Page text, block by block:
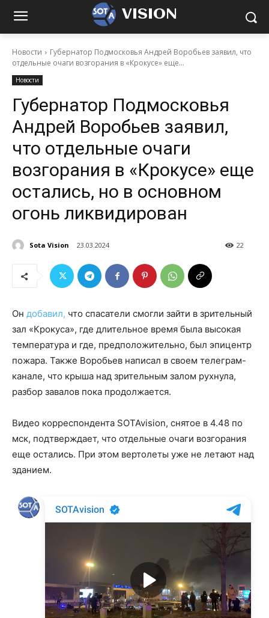
VISION
Новости
Губернатор Подмосковья Андрей Воробьев заявил, что
отдельные очаги возгорания в «Крокусе» еще...
Новости
Губернатор Подмосковья
Андрей Воробьев заявил,
что отдельные очаги
возгорания в «Крокусе» еще
остались, но в основном
огонь ликвидирован
Sota Vision 23.03.2024 22
Он добавил, что спасатели смогли зайти в зрительный
зал «Крокуса», где длительное время была высокая
температура и где, предположительно, был эпицентр
пожара. Также Воробьев написал в своем телеграм-
канале, что крыша над зрительным залом рухнула,
разбор завалов пока продолжается.
Видео корреспондента SOTAvision, снятое в 4.48 по
мск, подтверждает, что отдельные очаги возгорания
еще остались. При этом вертолеты уже не летают над
зданием.